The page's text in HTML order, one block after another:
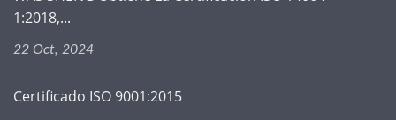
1:2018,...
22 Oct, 2024
Certificado ISO 9001:2015